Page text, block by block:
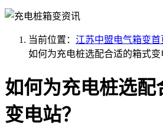
当前位置： 江苏中盟电气箱变首
如何为充电桩选配合适的箱式变
如何为充电桩选配
变电站？